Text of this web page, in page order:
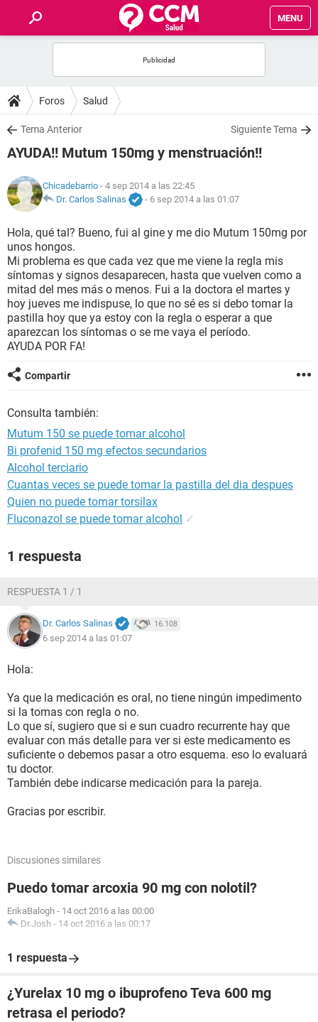
MENU
FOROS
SALUD
NUTRICIÓN
BIENESTAR
SEXUALIDAD
GLOSARIO
Foros Salud
Tema Anterior Siguiente Tema
AYUDA!! Mutum 150mg y menstruación!!
Chicadebarrio - 4 sep 2014 a las 22:45
Dr. Carlos Salinas
- 6 sep 2014 a las 01:07
Hola, qué tal? Bueno, fui al gine y me dio Mutum 150mg por
unos hongos.
Mi problema es que cada vez que me viene la regla mis
síntomas y signos desaparecen, hasta que vuelven como a
mitad del mes más o menos. Fui a la doctora el martes y
hoy jueves me indispuse, lo que no sé es si debo tomar la
pastilla hoy que ya estoy con la regla o esperar a que
aparezcan los síntomas o se me vaya el período.
AYUDA POR FA!
Compartir
Consulta también:
Mutum 150 se puede tomar alcohol
Bi profenid 150 mg efectos secundarios
Alcohol terciario
Cuantas veces se puede tomar la pastilla del dia despues
Quien no puede tomar torsilax
Fluconazol se puede tomar alcohol ✓
1 respuesta
RESPUESTA 1 / 1
Dr. Carlos Salinas 16.108
6 sep 2014 a las 01:07
Hola:
Ya que la medicación es oral, no tiene ningún impedimento
si la tomas con regla o no.
Lo que sí, sugiero que si e sun cuadro recurrente hay que
evaluar con más detalle para ver si este medicamento es
suficiente o debemos pasar a otro esquema. eso lo evaluará
tu doctor.
También debe indicarse medicación para la pareja.
Gracias por escribir.
Discusiones similares
Puedo tomar arcoxia 90 mg con nolotil?
ErikaBalogh - 14 oct 2016 a las 00:00
Dr.Josh - 14 oct 2016 a las 00:17
1 respuesta
¿Yurelax 10 mg o ibuprofeno Teva 600 mg
retrasa el periodo?